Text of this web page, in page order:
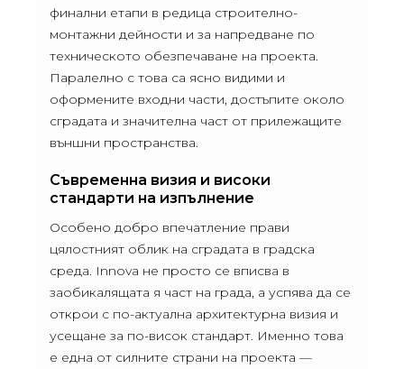
финални етапи в редица строително-
монтажни дейности и за напредване по
техническото обезпечаване на проекта.
Паралелно с това са ясно видими и
оформените входни части, достъпите около
сградата и значителна част от прилежащите
външни пространства.
Съвременна визия и високи
стандарти на изпълнение
Особено добро впечатление прави
цялостният облик на сградата в градска
среда. Innova не просто се вписва в
заобикалящата я част на града, а успява да се
открои с по-актуална архитектурна визия и
усещане за по-висок стандарт. Именно това
е една от силните страни на проекта —